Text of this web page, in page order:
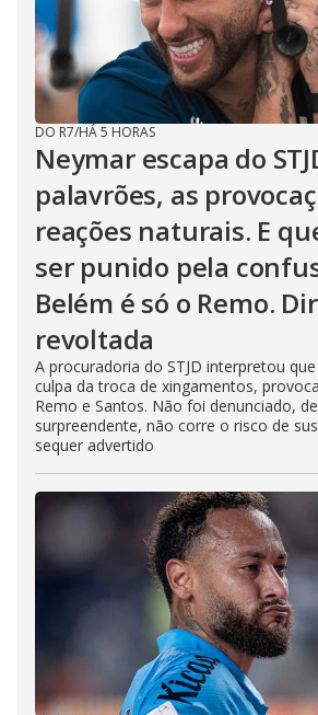
DO R7/HÁ 5 HORAS
Neymar escapa do
palavrões, as
reações naturais. E
ser punido pela
Belém é só o Remo.
revoltada
A procuradoria do STJD interpretou
culpa da troca de xingamentos,
Remo e Santos. Não foi denunciado,
surpreendente, não corre o risco de
sequer advertido